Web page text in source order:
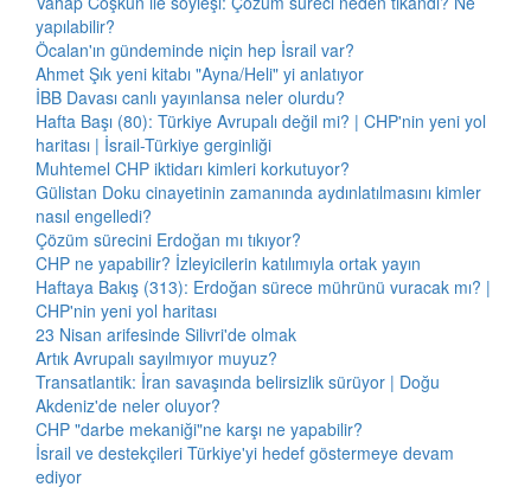
yapılabilir?
Öcalan'ın gündeminde niçin hep İsrail var?
Ahmet Şık yeni kitabı "Ayna/Heli" yi anlatıyor
İBB Davası canlı yayınlansa neler olurdu?
Hafta Başı (80): Türkiye Avrupalı değil mi? | CHP'nin yeni yol
haritası | İsrail-Türkiye gerginliği
Muhtemel CHP iktidarı kimleri korkutuyor?
Gülistan Doku cinayetinin zamanında aydınlatılmasını kimler
nasıl engelledi?
Çözüm sürecini Erdoğan mı tıkıyor?
CHP ne yapabilir? İzleyicilerin katılımıyla ortak yayın
Haftaya Bakış (313): Erdoğan sürece mührünü vuracak mı? |
CHP'nin yeni yol haritası
23 Nisan arifesinde Silivri'de olmak
Artık Avrupalı sayılmıyor muyuz?
Transatlantik: İran savaşında belirsizlik sürüyor | Doğu
Akdeniz'de neler oluyor?
CHP "darbe mekaniği"ne karşı ne yapabilir?
İsrail ve destekçileri Türkiye'yi hedef göstermeye devam
ediyor